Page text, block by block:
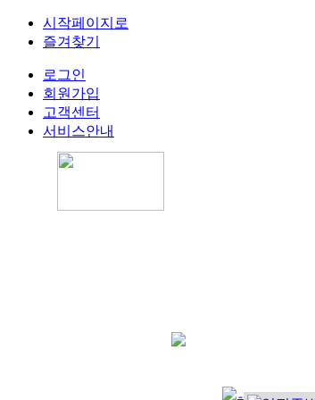
시작페이지로
즐겨찾기
로그인
회원가입
고객센터
서비스안내